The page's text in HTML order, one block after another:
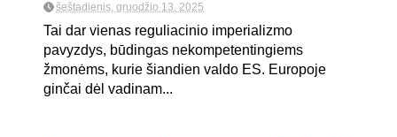
šeštadienis, gruodžio 13, 2025
Tai dar vienas reguliacinio imperializmo
pavyzdys, būdingas nekompetentingiems
žmonėms, kurie šiandien valdo ES. Europoje
ginčai dėl vadinam...